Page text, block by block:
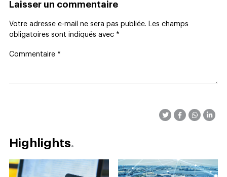
Laisser un commentaire
Votre adresse e-mail ne sera pas publiée.
Les champs
obligatoires sont indiqués avec *
Commentaire *
Highlights